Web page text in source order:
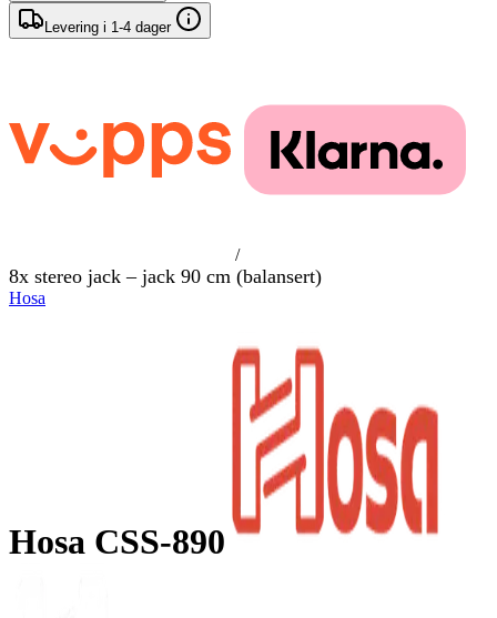
Levering i 1-4 dager
/
8x stereo jack – jack 90 cm (balansert)
Hosa
Hosa CSS-890